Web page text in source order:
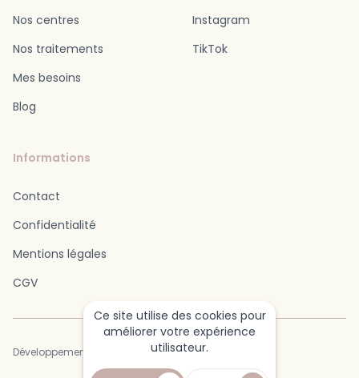
Nos centres
Nos traitements
Mes besoins
Blog
Informations
Contact
Confidentialité
Mentions légales
CGV
Instagram
TikTok
Développement : SHDev.
Ce site utilise des cookies pour
améliorer votre expérience
utilisateur.